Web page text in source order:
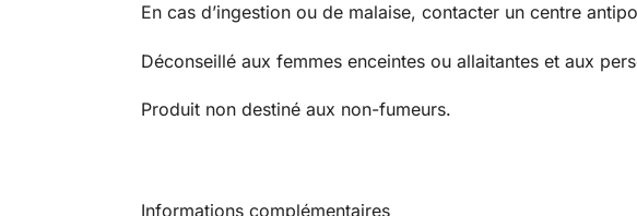
En cas d’ingestion ou de malaise, contacter un centre
Déconseillé aux femmes enceintes ou allaitantes et aux
Produit non destiné aux non-fumeurs.
Informations complémentaires